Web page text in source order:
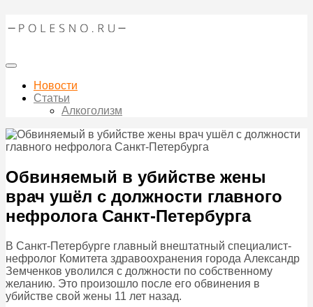
Новости
Статьи
Алкоголизм
Обвиняемый в убийстве жены
врач ушёл с должности главного
нефролога Санкт-Петербурга
В Санкт-Петербурге главный внештатный специалист-
нефролог Комитета здравоохранения города Александр
Земченков уволился с должности по собственному
желанию. Это произошло после его обвинения в
убийстве свой жены 11 лет назад.